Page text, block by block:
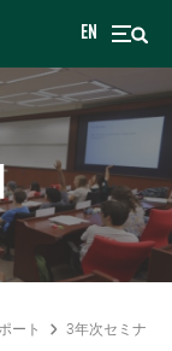
EN
ート 3年次セミナー